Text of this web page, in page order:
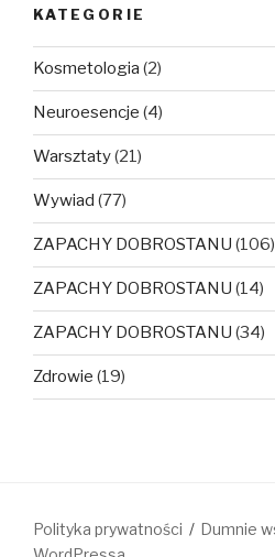
KATEGORIE
Kosmetologia (2)
Neuroesencje (4)
Warsztaty(21)
Wywiad (77)
ZAPACHY DOBROSTANU (106)
ZAPACHY DOBROSTANU (14)
ZAPACHY DOBROSTANU (34)
Zdrowie (19)
Polityka prywatności
Dumnie